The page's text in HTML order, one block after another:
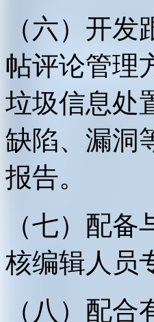
（六）开
帖评论管理
垃圾信息处
缺陷、漏洞
报告。
（七）配
核编辑人员
（八）配